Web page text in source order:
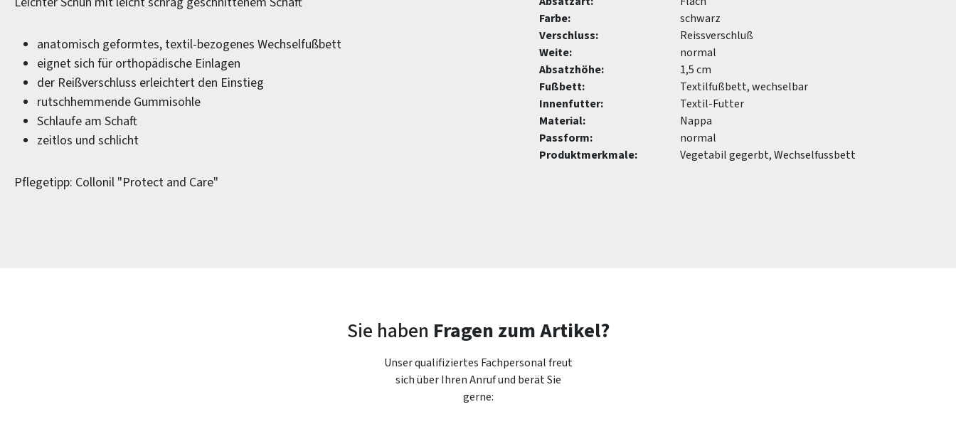
anatomisch geformtes, textil-bezogenes Wechselfußbett
eignet sich für orthopädische Einlagen
der Reißverschluss erleichtert den Einstieg
rutschhemmende Gummisohle
Schlaufe am Schaft
zeitlos und schlicht
Pflegetipp: Collonil "Protect and Care"
Farbe:
schwarz
Verschluss:
Reissverschluß
Weite:
normal
Absatzhöhe:
1,5 cm
Fußbett:
Textilfußbett, wechselbar
Innenfutter:
Textil-Futter
Material:
Nappa
Passform:
normal
Produktmerkmale:
Vegetabil gegerbt, Wechselfussbett
Sie haben Fragen zum Artikel?
Unser qualifiziertes Fachpersonal freut
sich über Ihren Anruf und berät Sie
gerne: